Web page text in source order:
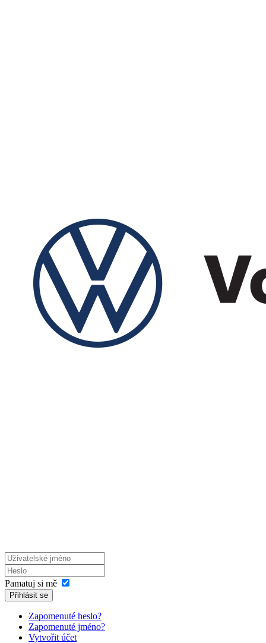
Pamatuj si mě
Přihlásit se
Zapomenuté heslo?
Zapomenuté jméno?
Vytvořit účet